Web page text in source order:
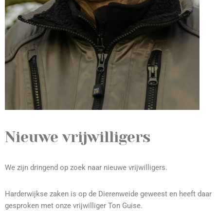
Nieuwe vrijwilligers
We zijn dringend op zoek naar nieuwe vrijwilligers.
Harderwijkse zaken is op de Dierenweide geweest en heeft daar
gesproken met onze vrijwilliger Ton Guise.